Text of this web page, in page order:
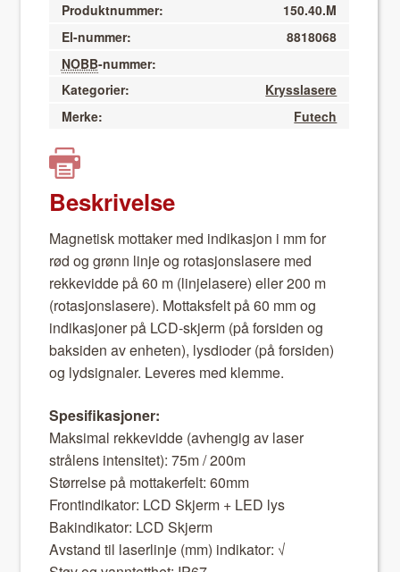
Produktnummer:
150.40.M
El-nummer:
8818068
NOBB-nummer:
Kategorier:
Krysslasere
Merke:
Futech
Beskrivelse
Mag­netisk mot­tak­er med indikasjon i mm for
rød og grønn lin­je og rotasjon­slasere med
rekke­v­id­de på 60 m (lin­je­lasere) eller 200 m
(rotasjon­slasere). Mot­taks­felt på 60 mm og
indikasjon­er på LCD-skjerm (på for­si­den og
bak­si­den av enheten), lys­dioder (på for­si­den)
og lydsig­naler. Leveres med klemme.
Spe­si­fikasjon­er:
Mak­si­mal rekke­v­id­de (avhengig av laser
strålens inten­sitet): 75m / 200m
Stør­relse på mot­tak­er­felt: 60mm
Fron­tindika­tor: LCD Skjerm + LED lys
Bakindika­tor: LCD Skjerm
Avs­tand til laser­lin­je (mm) indika­tor: √